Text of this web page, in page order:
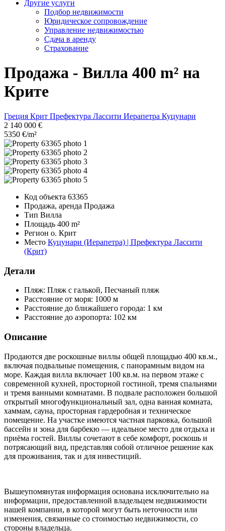
Другие услуги
Подбор недвижимости
Юридическое сопровождение
Управление недвижимостью
Сдача в аренду
Страхование
Продажа - Вилла 400 m² на
Крите
Греция Крит Префектура Лассити Иерапетра Куцунари
2 140 000 €
5350 €/m²
Код объекта 63365
Продажа, аренда Продажа
Тип Вилла
Площадь 400 m²
Регион о. Крит
Место Куцунари (Иерапетра) | Префектура Лассити
(Крит)
Детали
Пляж: Пляж с галькой, Песчаный пляж
Расстояние от моря: 1000 м
Расстояние до ближайшего города: 1 км
Расстояние до аэропорта: 102 км
Описание
Продаются две роскошные виллы общей площадью 400 кв.м.,
включая подвальные помещения, с панорамным видом на
море. Каждая вилла включает 100 кв.м. на первом этаже с
современной кухней, просторной гостиной, тремя спальнями
и тремя ванными комнатами. В подвале расположен большой
открытый многофункциональный зал, одна ванная комната,
хаммам, сауна, просторная гардеробная и техническое
помещение. На участке имеются частная парковка, большой
бассейн и зона для барбекю — идеальное место для отдыха и
приёма гостей. Виллы сочетают в себе комфорт, роскошь и
потрясающий вид, представляя собой отличное решение как
для проживания, так и для инвестиций.
Вышеупомянутая информация основана исключительно на
информации, предоставленной владельцем недвижимости
нашей компании, в которой могут быть неточности или
изменения, связанные со стоимостью недвижимости, со
стороны владельца.